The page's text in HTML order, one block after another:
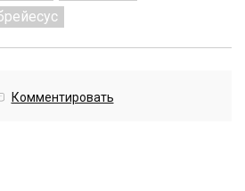
Комментировать